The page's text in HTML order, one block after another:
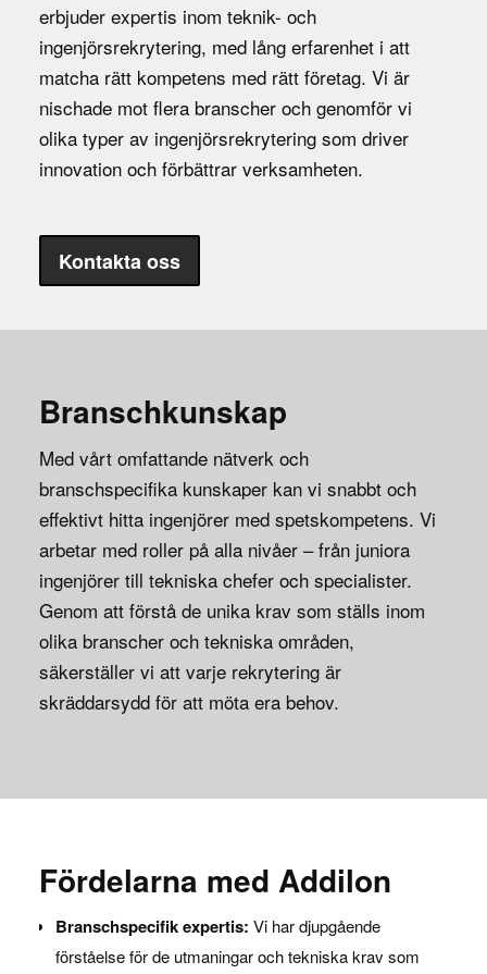
erbjuder expertis inom teknik- och
ingenjörsrekrytering, med lång erfarenhet i att
matcha rätt kompetens med rätt företag. Vi är
nischade mot flera branscher och genomför vi
olika typer av ingenjörsrekrytering som driver
innovation och förbättrar verksamheten.
Kontakta oss
Branschkunskap
Med vårt omfattande nätverk och
branschspecifika kunskaper kan vi snabbt och
effektivt hitta ingenjörer med spetskompetens. Vi
arbetar med roller på alla nivåer – från juniora
ingenjörer till tekniska chefer och specialister.
Genom att förstå de unika krav som ställs inom
olika branscher och tekniska områden,
säkerställer vi att varje rekrytering är
skräddarsydd för att möta era behov.
Fördelarna med Addilon
Branschspecifik expertis: Vi har djupgående
förståelse för de utmaningar och tekniska krav som